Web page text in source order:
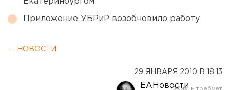
Приложение УБРиР возобновило работу
← НОВОСТИ
29 ЯНВАРЯ 2010 В 18:13
ЕАНовости